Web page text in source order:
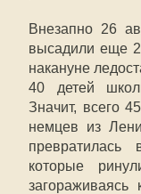
Внезапно 26
высадили еще
накануне
40 детей
Значит, всего
немцев из
превратилась
которые